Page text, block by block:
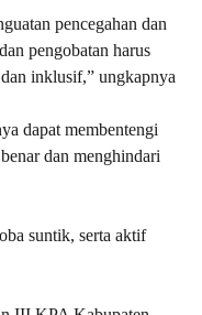
pencegahan dan
pengobatan harus
inklusif,” ungkapnya
dapat membentengi
dan menghindari
suntik, serta aktif